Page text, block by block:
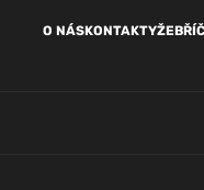
O NÁSKONTAKTY